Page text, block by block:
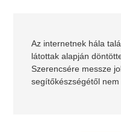
Az internetnek hála
látottak alapján
Szerencsére messze
segítőkészségétől nem